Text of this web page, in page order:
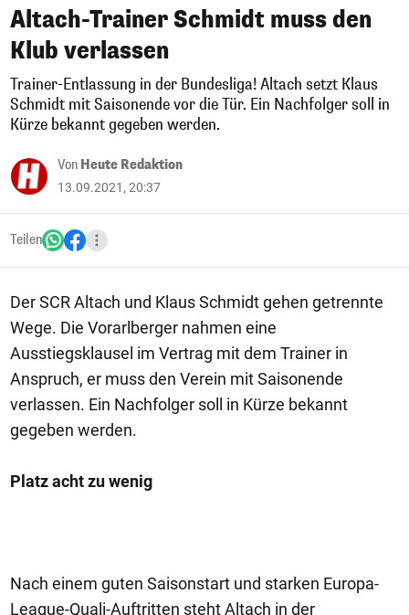
Altach-Trainer Schmidt muss den
Klub verlassen
Trainer-Entlassung in der Bundesliga! Altach setzt Klaus
Schmidt mit Saisonende vor die Tür. Ein Nachfolger soll in
Kürze bekannt gegeben werden.
Von Heute Redaktion
13.09.2021, 20:37
Teilen
Der SCR Altach und Klaus Schmidt gehen getrennte
Wege. Die Vorarlberger nahmen eine
Ausstiegsklausel im Vertrag mit dem Trainer in
Anspruch, er muss den Verein mit Saisonende
verlassen. Ein Nachfolger soll in Kürze bekannt
gegeben werden.
Platz acht zu wenig
Nach einem guten Saisonstart und starken Europa-
League-Quali-Auftritten steht Altach in der